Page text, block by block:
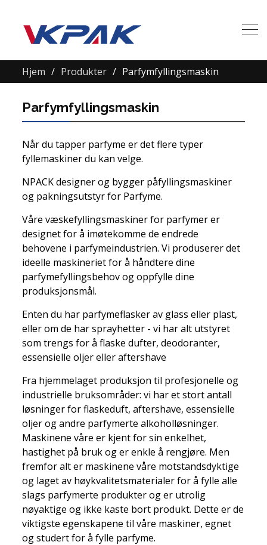
Hjem Produkter Parfymfyllingsmaskin
Parfymfyllingsmaskin
Når du tapper parfyme er det flere typer
fyllemaskiner du kan velge.
NPACK designer og bygger påfyllingsmaskiner
og pakningsutstyr for Parfyme.
Våre væskefyllingsmaskiner for parfymer er
designet for å imøtekomme de endrede
behovene i parfymeindustrien. Vi produserer det
ideelle maskineriet for å håndtere dine
parfymefyllingsbehov og oppfylle dine
produksjonsmål.
Enten du har parfymeflasker av glass eller plast,
eller om de har sprayhetter - vi har alt utstyret
som trengs for å flaske dufter, deodoranter,
essensielle oljer eller aftershave
Fra hjemmelaget produksjon til profesjonelle og
industrielle bruksområder: vi har et stort antall
løsninger for flaskeduft, aftershave, essensielle
oljer og andre parfymerte alkoholløsninger.
Maskinene våre er kjent for sin enkelhet,
hastighet på bruk og er enkle å rengjøre. Men
fremfor alt er maskinene våre motstandsdyktige
og laget av høykvalitetsmaterialer for å fylle alle
slags parfymerte produkter og er utrolig
nøyaktige og ikke kaste bort produkt. Dette er de
viktigste egenskapene til våre maskiner, egnet
og studert for å fylle parfyme.